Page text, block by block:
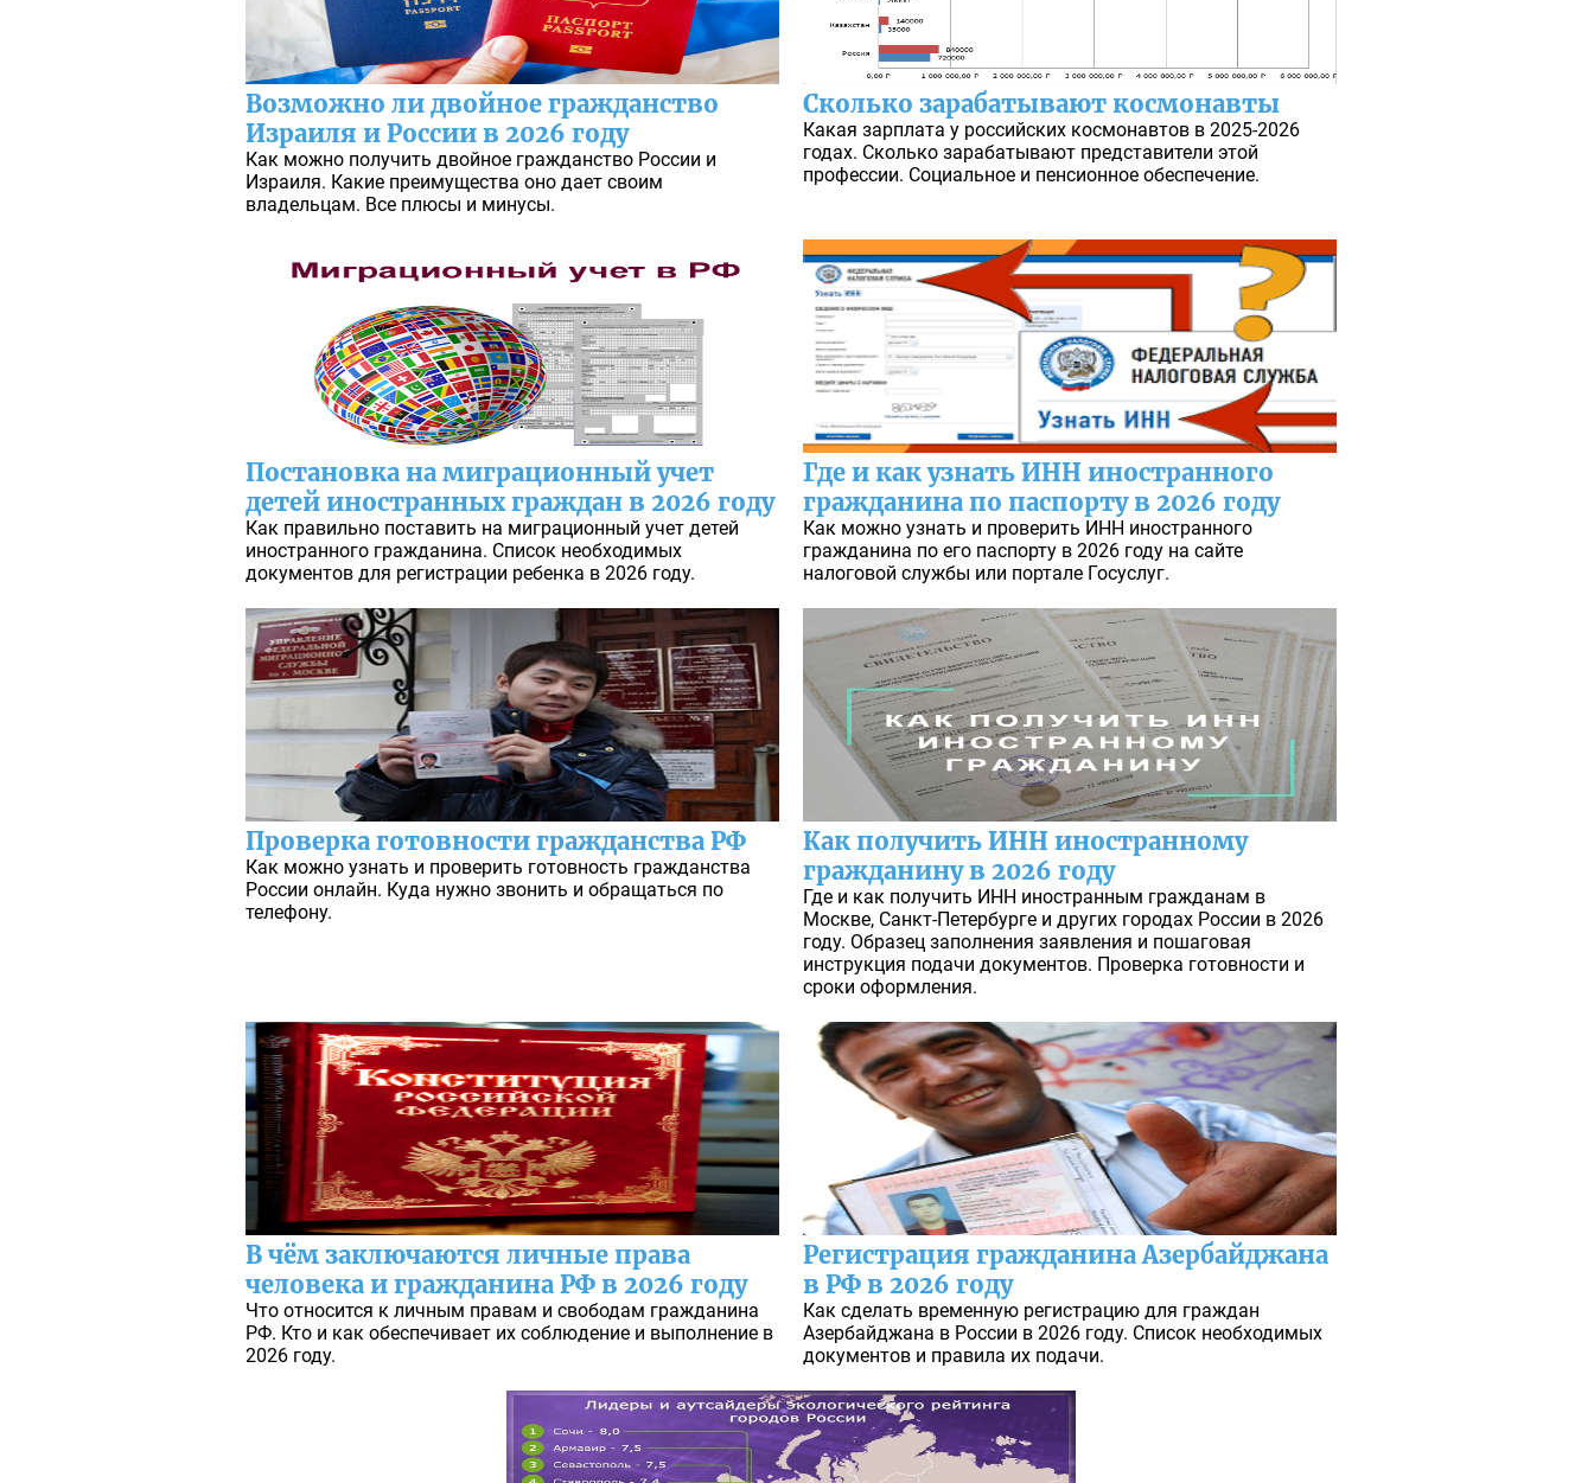
Возможно ли двойное гражданство
Израиля и России в 2026 году
Как можно получить двойное гражданство России и
Израиля. Какие преимущества оно дает своим
владельцам. Все плюсы и минусы.
Сколько зарабатывают космонавты
Какая зарплата у российских космонавтов в 2025-2026
годах. Сколько зарабатывают представители этой
профессии. Социальное и пенсионное обеспечение.
Постановка на миграционный учет
детей иностранных граждан в 2026 году
Как правильно поставить на миграционный учет детей
иностранного гражданина. Список необходимых
документов для регистрации ребенка в 2026 году.
Где и как узнать ИНН иностранного
гражданина по паспорту в 2026 году
Как можно узнать и проверить ИНН иностранного
гражданина по его паспорту в 2026 году на сайте
налоговой службы или портале Госуслуг.
Проверка готовности гражданства РФ
Как можно узнать и проверить готовность гражданства
России онлайн. Куда нужно звонить и обращаться по
телефону.
Как получить ИНН иностранному
гражданину в 2026 году
Где и как получить ИНН иностранным гражданам в
Москве, Санкт-Петербурге и других городах России в 2026
году. Образец заполнения заявления и пошаговая
инструкция подачи документов. Проверка готовности и
сроки оформления.
В чём заключаются личные права
человека и гражданина РФ в 2026 году
Что относится к личным правам и свободам гражданина
РФ. Кто и как обеспечивает их соблюдение и выполнение в
2026 году.
Регистрация гражданина Азербайджана
в РФ в 2026 году
Как сделать временную регистрацию для граждан
Азербайджана в России в 2026 году. Список необходимых
документов и правила их подачи.